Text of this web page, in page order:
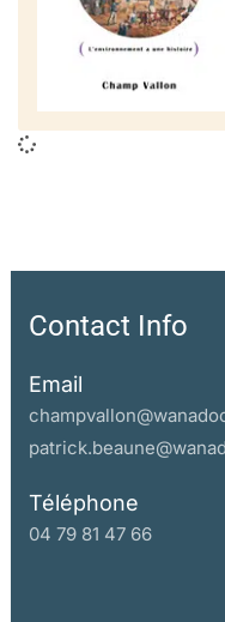
Contact Info
Email
Téléphone
04 79 81 47 66